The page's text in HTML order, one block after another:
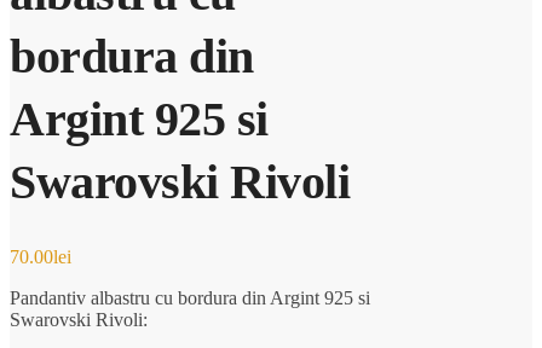
bordura din
Argint 925 si
Swarovski Rivoli
70.00lei
Pandantiv albastru cu bordura din Argint 925 si
Swarovski Rivoli: